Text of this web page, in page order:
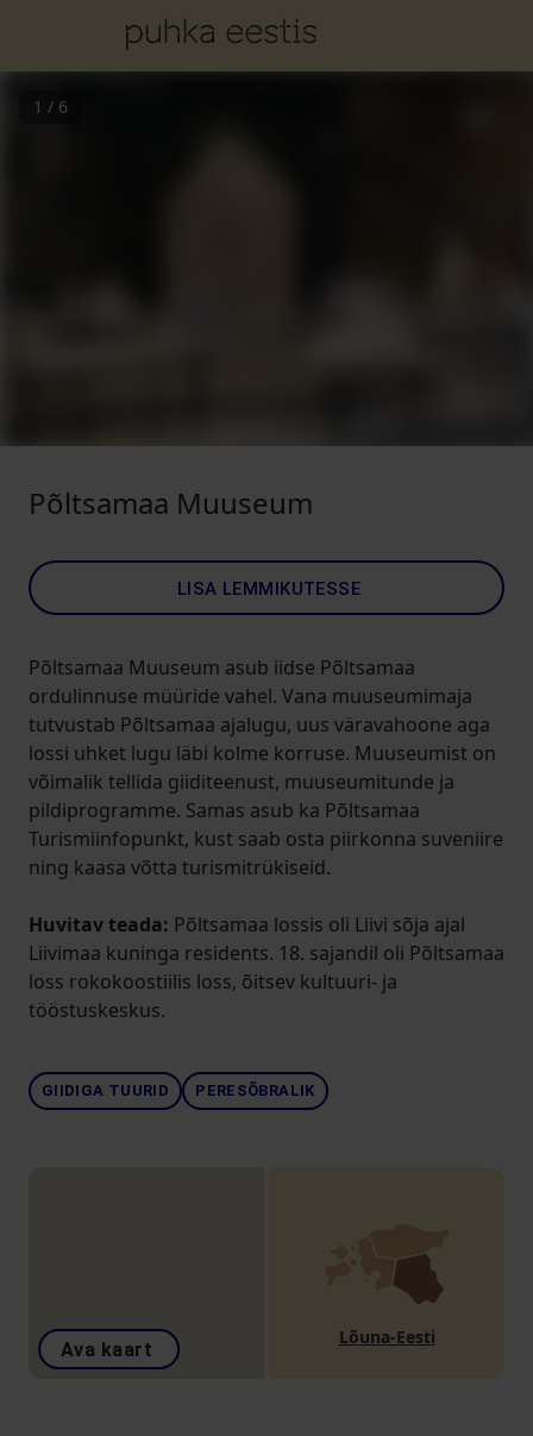
1 / 6
Põltsamaa Muuseum
LISA LEMMIKUTESSE
Põltsamaa Muuseum asub iidse Põltsamaa
ordulinnuse müüride vahel. Vana muuseumimaja
tutvustab Põltsamaa ajalugu, uus väravahoone aga
lossi uhket lugu läbi kolme korruse. Muuseumist on
võimalik tellida giiditeenust, muuseumitunde ja
pildiprogramme. Samas asub ka Põltsamaa
Turismiinfopunkt, kust saab osta piirkonna suveniire
ning kaasa võtta turismitrükiseid.
Huvitav teada: Põltsamaa lossis oli Liivi sõja ajal
Liivimaa kuninga residents. 18. sajandil oli Põltsamaa
loss rokokoostiilis loss, õitsev kultuuri- ja
tööstuskeskus.
GIIDIGA TUURID PERESÕBRALIK
Ava kaart
Lõuna-Eesti